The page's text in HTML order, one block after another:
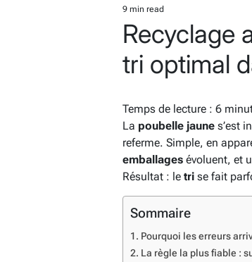
Estimated
read
time
9 min read
Recyclage
tri optimal
Temps de lecture : 6
La poubelle jaune s’est
referme. Simple, en
emballages évoluent, et
Résultat : le tri se fait
Sommaire
Pourquoi les erreurs
La règle la plus fiable :